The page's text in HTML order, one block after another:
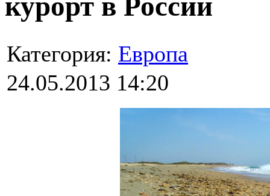
Категория: Европа
24.05.2013 14:20